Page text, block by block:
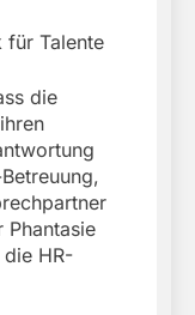
für Talente
die
Phantasie
die HR-